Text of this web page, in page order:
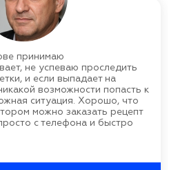
принимаю
не успеваю проследить
и если выпадает на
возможности попасть к
ситуация. Хорошо, что
можно заказать рецепт
с телефона и быстро